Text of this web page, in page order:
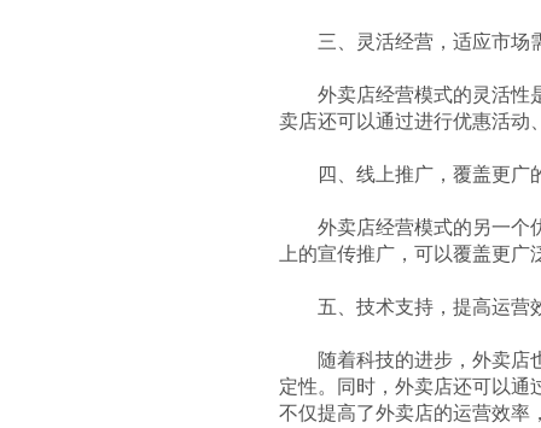
三、灵活经营，适应市场
外卖店经营模式的灵活性是
卖店还可以通过进行优惠活动
四、线上推广，覆盖更广
外卖店经营模式的另一个优
上的宣传推广，可以覆盖更
五、技术支持，提高运营
随着科技的进步，外卖店也
定性。同时，外卖店还可以通
不仅提高了外卖店的运营效率